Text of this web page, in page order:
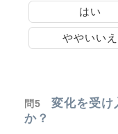
はい
ややいいえ
問5
変化を受け
か？